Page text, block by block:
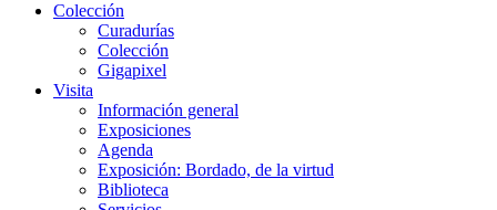
Colección
Curadurías
Colección
Gigapixel
Visita
Información general
Exposiciones
Agenda
Exposición: Bordado, de la virtud
Biblioteca